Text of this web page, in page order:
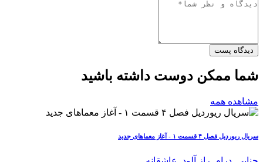
دیدگاه پست
شما ممکن دوست داشته باشید
مشاهده همه
سریال ریوردیل فصل ۴ قسمت ۱ - آغاز معماهای جدید